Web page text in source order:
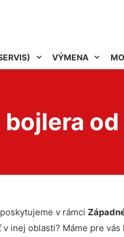
VÝMENA
v rámci
inej oblasti? Máme pre